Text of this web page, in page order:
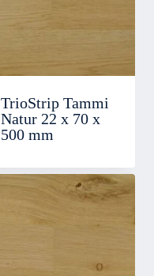
TrioStrip Tammi
Natur 22 x 70 x
500 mm